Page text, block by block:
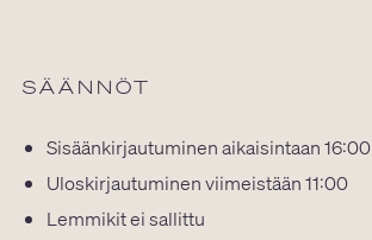
SÄÄNNÖT
Sisäänkirjautuminen aikaisintaan 16:00
Uloskirjautuminen viimeistään 11:00
Lemmikit ei sallittu